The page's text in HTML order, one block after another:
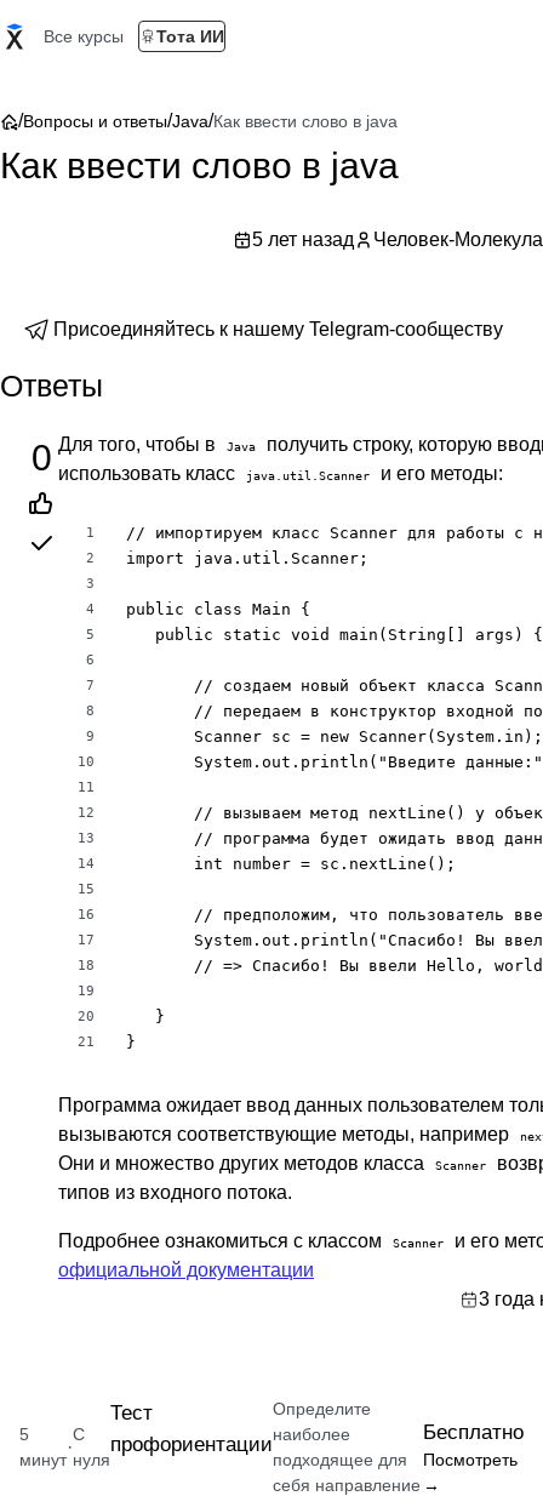
Все курсы Тота ИИ
/Вопросы и ответы/Java/Как ввести слово в java
Как ввести слово в java
5 лет назад Человек-Молекула
Присоединяйтесь к нашему Telegram-сообществу
Ответы
0 Для того, чтобы в Java
получить строку, которую
использовать класс
java.util.Scanner и его методы:
1
2
3
4
5
6
7
8
9
10
11
12
13
14
15
16
17
18
19
20
21
// импортируем класс Scanner для работы с
import java.util.Scanner;
public class Main {
   public static void main(String[] args) {
// создаем новый объект класса
// передаем в конструктор входной
       Scanner sc = new Scanner(System.in);
System.out.println("Введите
// вызываем метод nextLine() у
// программа будет ожидать ввод
       int number = sc.nextLine();
// предположим, что пользователь
System.out.println("Спасибо! Вы
// => Спасибо! Вы ввели Hello,
   }
}
Программа ожидает ввод данных пользователем
вызываются соответствующие методы, например
Они и множество других методов класса Scanner
типов из входного потока.
Подробнее ознакомиться с классом Scanner
и его
официальной документации
3 года
5
минут
·
С
нуля
Тест
профориентации
Определите
наиболее
подходящее для
себя направление
Бесплатно
Посмотреть
→